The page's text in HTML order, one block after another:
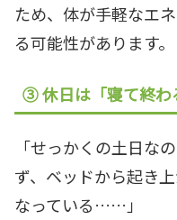
ため、体が手軽なエ
る可能性があります。
③ 休日は「寝て終わ
「せっかくの土日な
ず、ベッドから起き
なっている……」